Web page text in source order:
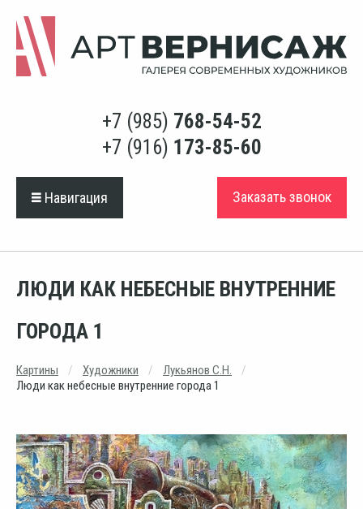
+7 (985) 768-54-52
+7 (916) 173-85-60
Навигация Заказать звонок
ЛЮДИ КАК НЕБЕСНЫЕ ВНУТРЕННИЕ
ГОРОДА 1
Картины Художники
Лукьянов С.Н.
Люди как небесные внутренние города 1